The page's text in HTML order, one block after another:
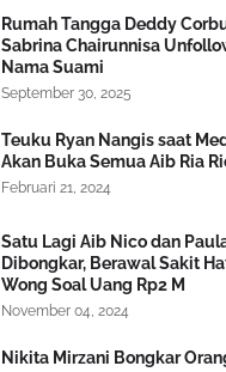
Rumah Tangga Deddy
Sabrina Chairunnisa
Nama Suami
September 30, 2025
Teuku Ryan Nangis saat
Akan Buka Semua Aib Ria
Februari 21, 2024
Satu Lagi Aib Nico dan
Dibongkar, Berawal Sakit
Wong Soal Uang Rp2 M
November 04, 2024
Nikita Mirzani Bongkar